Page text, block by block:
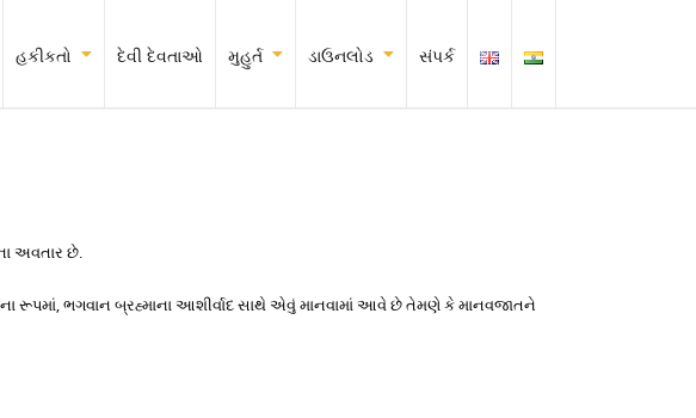
હકીકતો દેવી દેવતાઓ મુહુર્ત ડાઉનલોડ સંપર્ક
અવતાર છે.
રૂપમાં, ભગવાન બ્રહ્માના આશીર્વાદ સાથે એવું માનવામાં આવે છે તેમણે કે માનવજાતને